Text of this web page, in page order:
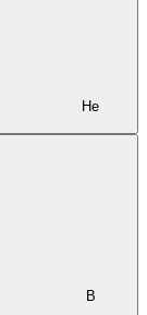
Не
В